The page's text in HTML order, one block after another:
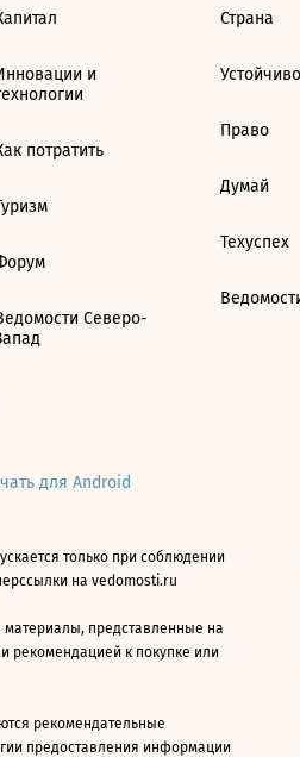
и
потратить
Северо-
Страна
Право
Думай
Техуспех
для Android
только при соблюдении
на vedomosti.ru
материалы, представленные на
рекомендацией к покупке или
рекомендательные
предоставления информации